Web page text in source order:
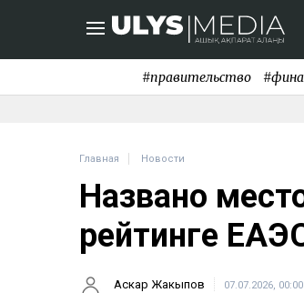
#правительство
Главная Новости
Названо
рейтинге
Аскар Жакыпов 07.07.2026, 00:00